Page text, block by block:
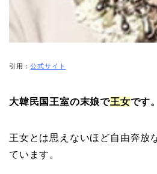
引用：公式サイト
大韓民国王室の末娘で王女です。
王女とは思えないほど自由奔放
ています。